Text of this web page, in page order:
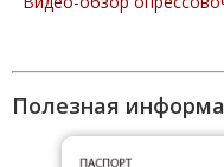
Полезная